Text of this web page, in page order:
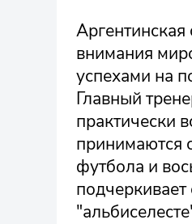
внимания
успехами на
Главный
практически
принимаются
футбола и
подчеркивает